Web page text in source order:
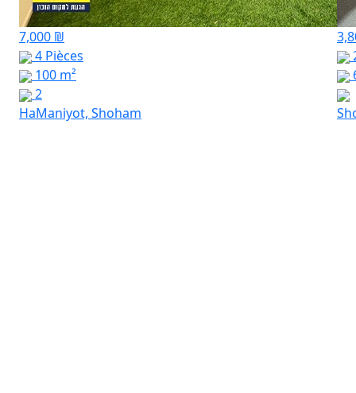
7,000 ₪
4 Pièces
100 m²
2
HaManiyot, Shoham